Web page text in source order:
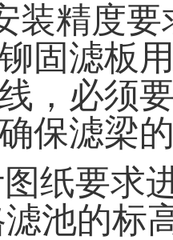
装精度
固滤板
，必须
保滤梁
纸要求
滤池的标